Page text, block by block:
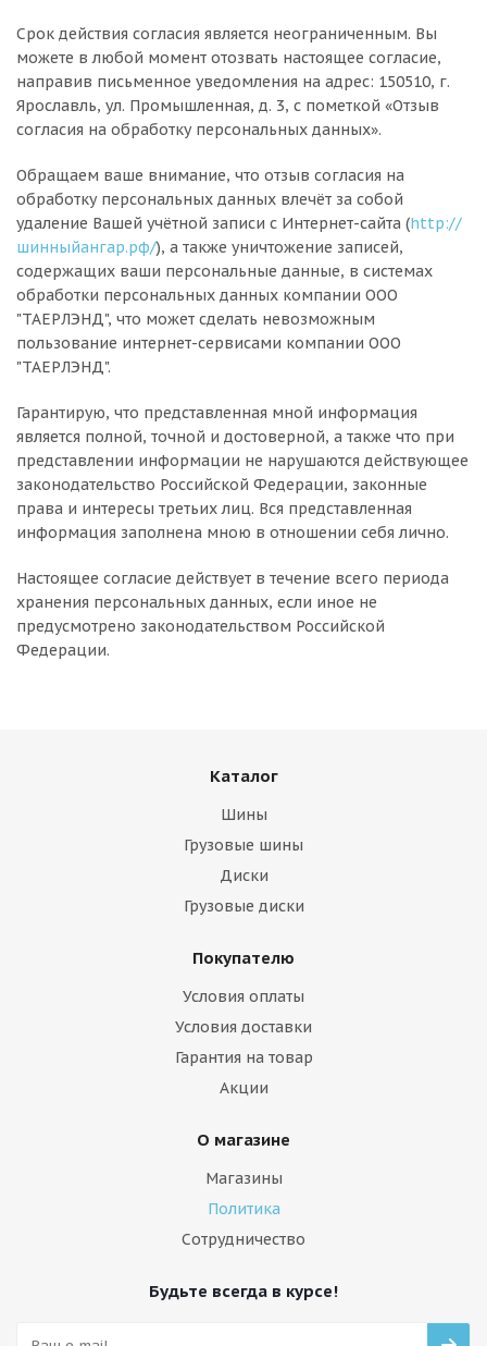
Срок действия согласия является неограниченным. Вы
можете в любой момент отозвать настоящее согласие,
направив письменное уведомления на адрес: 150510, г.
Ярославль, ул. Промышленная, д. 3, с пометкой «Отзыв
согласия на обработку персональных данных».
Обращаем ваше внимание, что отзыв согласия на
обработку персональных данных влечёт за собой
удаление Вашей учётной записи с Интернет-сайта (http://
шинныйангар.рф/), а также уничтожение записей,
содержащих ваши персональные данные, в системах
обработки персональных данных компании ООО
"ТАЕРЛЭНД", что может сделать невозможным
пользование интернет-сервисами компании ООО
"ТАЕРЛЭНД".
Гарантирую, что представленная мной информация
является полной, точной и достоверной, а также что при
представлении информации не нарушаются действующее
законодательство Российской Федерации, законные
права и интересы третьих лиц. Вся представленная
информация заполнена мною в отношении себя лично.
Настоящее согласие действует в течение всего периода
хранения персональных данных, если иное не
предусмотрено законодательством Российской
Федерации.
Каталог
Шины
Грузовые шины
Диски
Грузовые диски
Покупателю
Условия оплаты
Условия доставки
Гарантия на товар
Акции
О магазине
Магазины
Политика
Сотрудничество
Будьте всегда в курсе!